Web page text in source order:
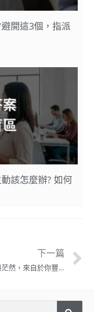
開這3個，指派
該怎麼辦? 如何
下一篇
恐懼與茫然，來自於你豐富的想像力